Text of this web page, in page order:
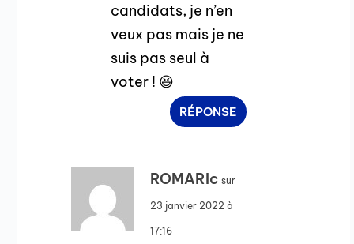
candidats, je n’en
veux pas mais je ne
suis pas seul à
voter ! 😆
RÉPONSE
ROMARIc sur
23 janvier 2022 à
17:16